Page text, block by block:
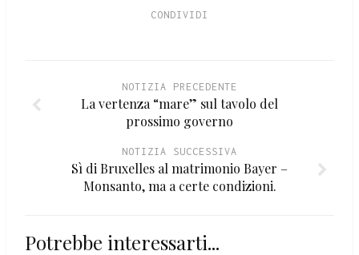
CONDIVIDI
NOTIZIA PRECEDENTE
La vertenza “mare” sul tavolo del
prossimo governo
NOTIZIA SUCCESSIVA
Sì di Bruxelles al matrimonio Bayer –
Monsanto, ma a certe condizioni.
Potrebbe interessarti...